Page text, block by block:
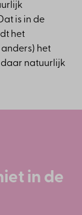
is in de
het
het
daar natuurlijk
in de